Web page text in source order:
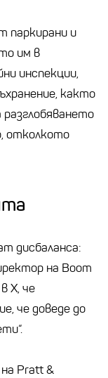
паркирани и
им в
инспекции,
както
отколкото
дисбаланса:
на Boom
X, че
че доведе до
Pratt &